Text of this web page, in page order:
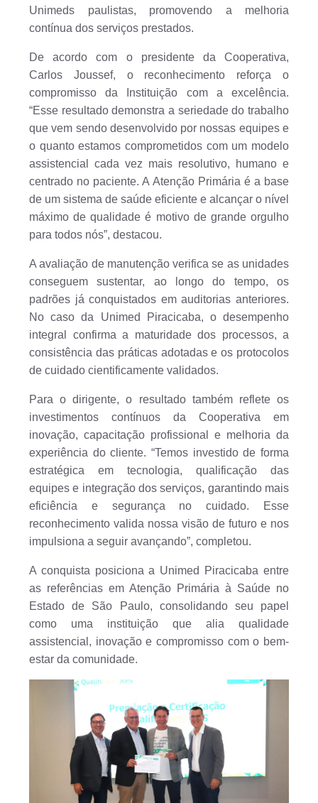
Unimeds paulistas, promovendo a melhoria
contínua dos serviços prestados.
De acordo com o presidente da Cooperativa,
Carlos Joussef, o reconhecimento reforça o
compromisso da Instituição com a excelência.
“Esse resultado demonstra a seriedade do trabalho
que vem sendo desenvolvido por nossas equipes e
o quanto estamos comprometidos com um modelo
assistencial cada vez mais resolutivo, humano e
centrado no paciente. A Atenção Primária é a base
de um sistema de saúde eficiente e alcançar o nível
máximo de qualidade é motivo de grande orgulho
para todos nós”, destacou.
A avaliação de manutenção verifica se as unidades
conseguem sustentar, ao longo do tempo, os
padrões já conquistados em auditorias anteriores.
No caso da Unimed Piracicaba, o desempenho
integral confirma a maturidade dos processos, a
consistência das práticas adotadas e os protocolos
de cuidado cientificamente validados.
Para o dirigente, o resultado também reflete os
investimentos contínuos da Cooperativa em
inovação, capacitação profissional e melhoria da
experiência do cliente. “Temos investido de forma
estratégica em tecnologia, qualificação das
equipes e integração dos serviços, garantindo mais
eficiência e segurança no cuidado. Esse
reconhecimento valida nossa visão de futuro e nos
impulsiona a seguir avançando”, completou.
A conquista posiciona a Unimed Piracicaba entre
as referências em Atenção Primária à Saúde no
Estado de São Paulo, consolidando seu papel
como uma instituição que alia qualidade
assistencial, inovação e compromisso com o bem-
estar da comunidade.